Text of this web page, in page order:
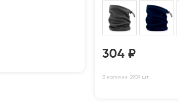
304 ₽
В наличии: 2909 шт